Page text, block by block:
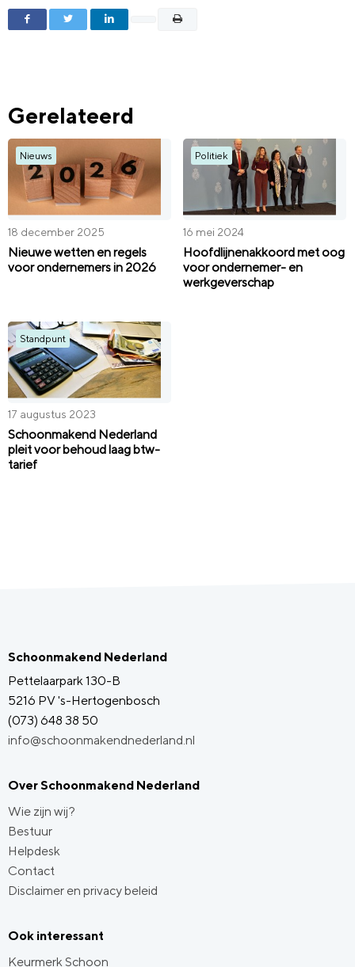
Gerelateerd
Nieuws
18 december 2025
Nieuwe wetten en regels
voor ondernemers in 2026
Politiek
16 mei 2024
Hoofdlijnenakkoord met oog
voor ondernemer- en
werkgeverschap
Standpunt
17 augustus 2023
Schoonmakend Nederland
pleit voor behoud laag btw-
tarief
Schoonmakend Nederland
Pettelaarpark 130-B
5216 PV 's-Hertogenbosch
(073) 648 38 50
info@schoonmakendnederland.nl
Over Schoonmakend Nederland
Wie zijn wij?
Bestuur
Helpdesk
Contact
Disclaimer en privacy beleid
Ook interessant
Keurmerk Schoon